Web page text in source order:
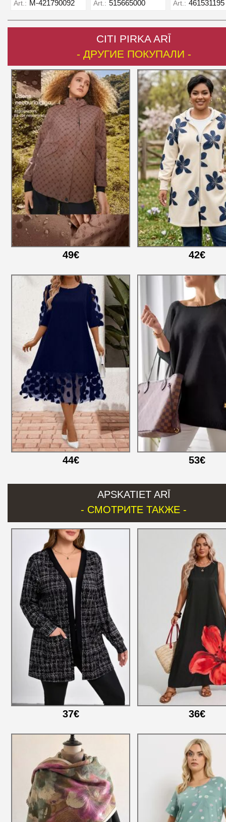
Art.: M-421790092 Art.: 515665000 Art.: 461531195
CITI PIRKA ARĪ
- ДРУГИЕ ПОКУПАЛИ -
49€ 42€
44€ 53€
APSKATIET ARĪ
- СМОТРИТЕ ТАКЖЕ -
37€ 36€